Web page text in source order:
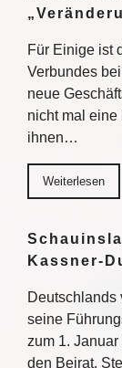
Für Einige ist
Verbundes
neue
nicht mal
ihnen…
Weiterlesen
Kassner-
Deutschlands
seine
zum 1.
den Beirat.